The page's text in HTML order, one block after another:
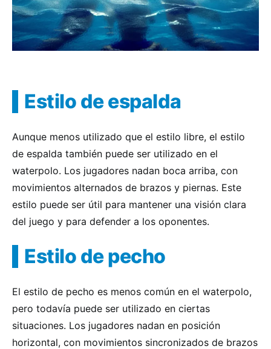
Estilo de espalda
Aunque menos utilizado que el estilo libre, el estilo
de espalda también puede ser utilizado en el
waterpolo. Los jugadores nadan boca arriba, con
movimientos alternados de brazos y piernas. Este
estilo puede ser útil para mantener una visión clara
del juego y para defender a los oponentes.
Estilo de pecho
El estilo de pecho es menos común en el waterpolo,
pero todavía puede ser utilizado en ciertas
situaciones. Los jugadores nadan en posición
horizontal, con movimientos sincronizados de brazos